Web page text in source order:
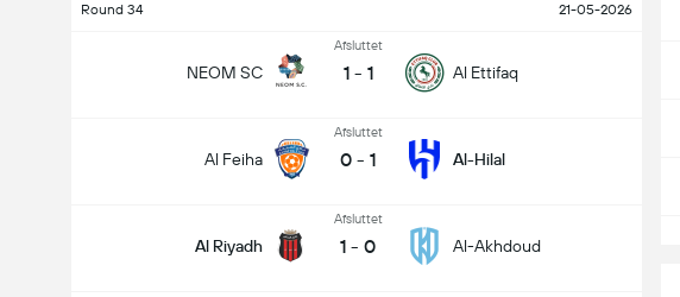
Round 34 21-05-2026
NEOM SC
Afsluttet
1 - 1 Al Ettifaq
Al Feiha
Afsluttet
0 - 1 Al-Hilal
Al Riyadh
Afsluttet
1 - 0 Al-Akhdoud